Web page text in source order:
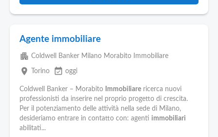
Agente immobiliare
apartment Coldwell Banker Milano Morabito Immobiliare
place Torino event_available oggi
Coldwell Banker – Morabito Immobiliare ricerca nuovi
professionisti da inserire nel proprio progetto di crescita.
Per il potenziamento delle attività nella sede di Milano,
desideriamo entrare in contatto con: agenti immobiliari
abilitati...